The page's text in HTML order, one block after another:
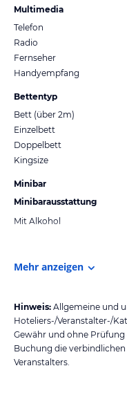
Multimedia
Telefon
Radio
Fernseher
Handyempfang
Bettentyp
Bett (über 2m)
Einzelbett
Doppelbett
Kingsize
Minibar
Minibarausstattung
Mit Alkohol
Mehr anzeigen
Hinweis: Allgemeine und
Hoteliers-/Veranstalter-/
Gewähr und ohne
Buchung die verbindlichen
Veranstalters.